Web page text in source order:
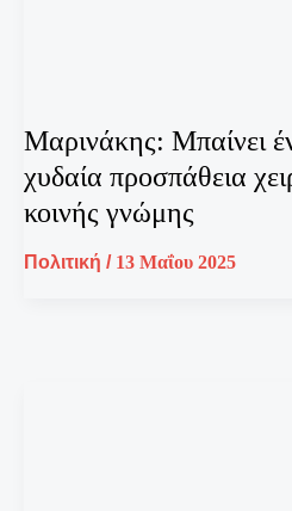
Μαρινάκης: Μπαίνει
χυδαία προσπάθεια
κοινής γνώμης
Πολιτική / 13 Μαΐου 2025